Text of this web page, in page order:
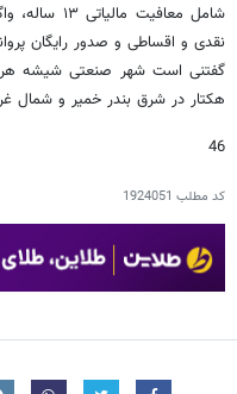
شامل
نقدی و اقساطی و صدور رایگان
گفتنی است شهر صنعتی شیشه
هکتار در شرق بندر خمیر و شمال
46
کد مطلب 1924051